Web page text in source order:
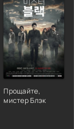
Прощайте,
мистер Блэк